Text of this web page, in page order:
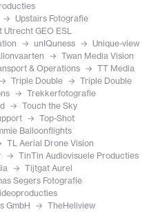
Upstairs Fotografie
Utrecht GEO ESL
unIQuness
Unique-view
Twan Media Vision
& Operations
TT Media
Triple Double
Triple Double
Trekkerfotografie
Touch the Sky
Top-Shot
Balloonflights
TL Aerial Drone Vision
TinTin Audiovisuele Producties
Tijtgat Aurel
Segers Fotografie
GmbH
TheHeliview